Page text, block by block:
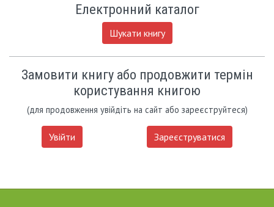
Електронний каталог
Шукати книгу
Замовити книгу або продовжити термін
користування книгою
(для продовження увійдіть на сайт або зареєструйтеся)
Увійти Зареєструватися